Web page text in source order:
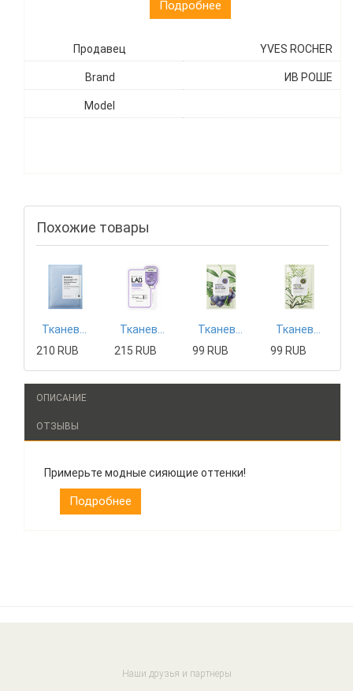
Подробнее
Продавец YVES ROCHER
Brand ИВ РОШЕ
Model
Похожие товары
210 RUB
215 RUB
99 RUB
99 RUB
ОПИСАНИЕ
ОТЗЫВЫ
Примерьте модные сияющие оттенки!
Подробнее
Наши друзья и партнеры